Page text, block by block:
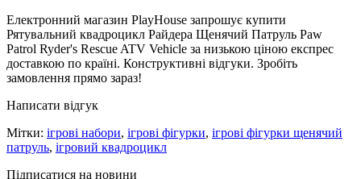
Електронний магазин PlayHouse запрошує купити
Рятувальний квадроцикл Райдера Щенячий Патруль Paw
Patrol Ryder's Rescue ATV Vehicle за низькою ціною експрес
доставкою по країні. Конструктивні відгуки. Зробіть
замовлення прямо зараз!
Написати відгук
Мітки: ігрові набори, ігрові фігурки, ігрові фігурки щенячий
патруль, ігровий квадроцикл
Підписатися на новини